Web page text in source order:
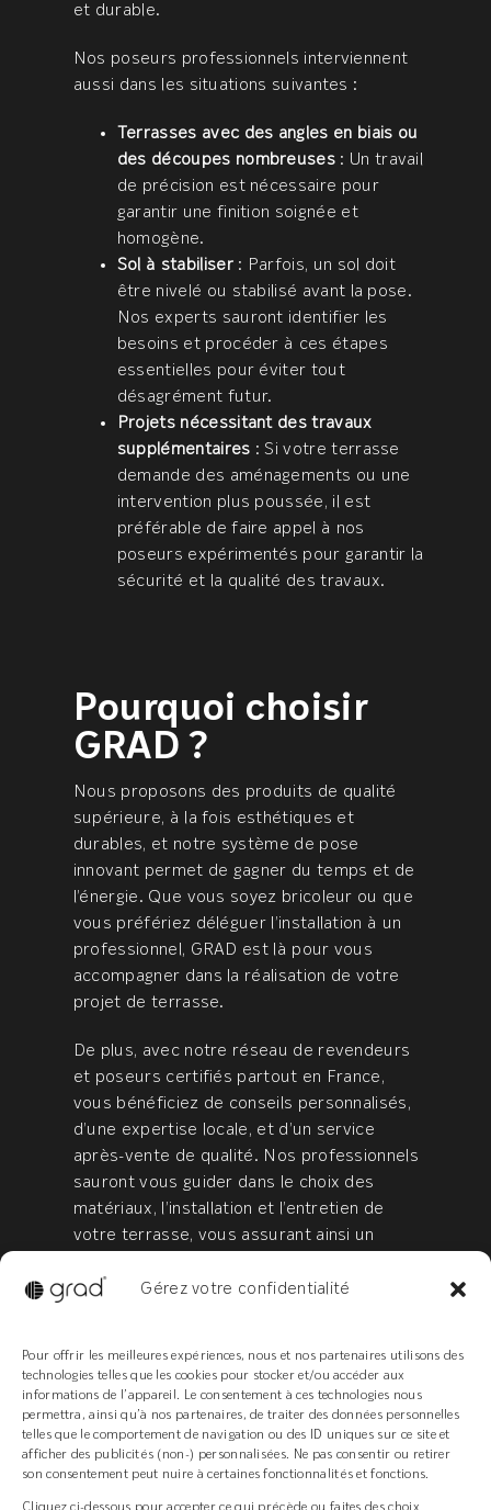
Gérez votre confidentialité
Pour offrir les meilleures expériences, nous et nos partenaires utilisons des
technologies telles que les cookies pour stocker et/ou accéder aux
informations de l’appareil. Le consentement à ces technologies nous
permettra, ainsi qu’à nos partenaires, de traiter des données personnelles
telles que le comportement de navigation ou des ID uniques sur ce site et
afficher des publicités (non-) personnalisées. Ne pas consentir ou retirer
son consentement peut nuire à certaines fonctionnalités et fonctions.
et durable.
Nos poseurs professionnels interviennent
aussi dans les situations suivantes :
Terrasses avec des angles en biais ou
des découpes nombreuses : Un travail
de précision est nécessaire pour
garantir une finition soignée et
homogène.
Sol à stabiliser: Parfois, un sol doit
être nivelé ou stabilisé avant la pose.
Nos experts sauront identifier les
besoins et procéder à ces étapes
essentielles pour éviter tout
désagrément futur.
Projets nécessitant des travaux
supplémentaires : Si votre terrasse
demande des aménagements ou une
intervention plus poussée, il est
préférable de faire appel à nos
poseurs expérimentés pour garantir la
sécurité et la qualité des travaux.
Pourquoi choisir
GRAD ?
Nous proposons des produits de qualité
supérieure, à la fois esthétiques et
durables, et notre système de pose
innovant permet de gagner du temps et de
l’énergie. Que vous soyez bricoleur ou que
vous préfériez déléguer l’installation à un
professionnel, GRAD est là pour vous
accompagner dans la réalisation de votre
projet de terrasse.
De plus, avec notre réseau de revendeurs
et poseurs certifiés partout en France,
vous bénéficiez de conseils personnalisés,
d’une expertise locale, et d’un service
après-vente de qualité. Nos professionnels
sauront vous guider dans le choix des
matériaux, l’installation et l’entretien de
votre terrasse, vous assurant ainsi un
En résumé : à vous
de choisir !
Terrasse de moins de 30 m², simple à
poser (forme rectangulaire ou autour